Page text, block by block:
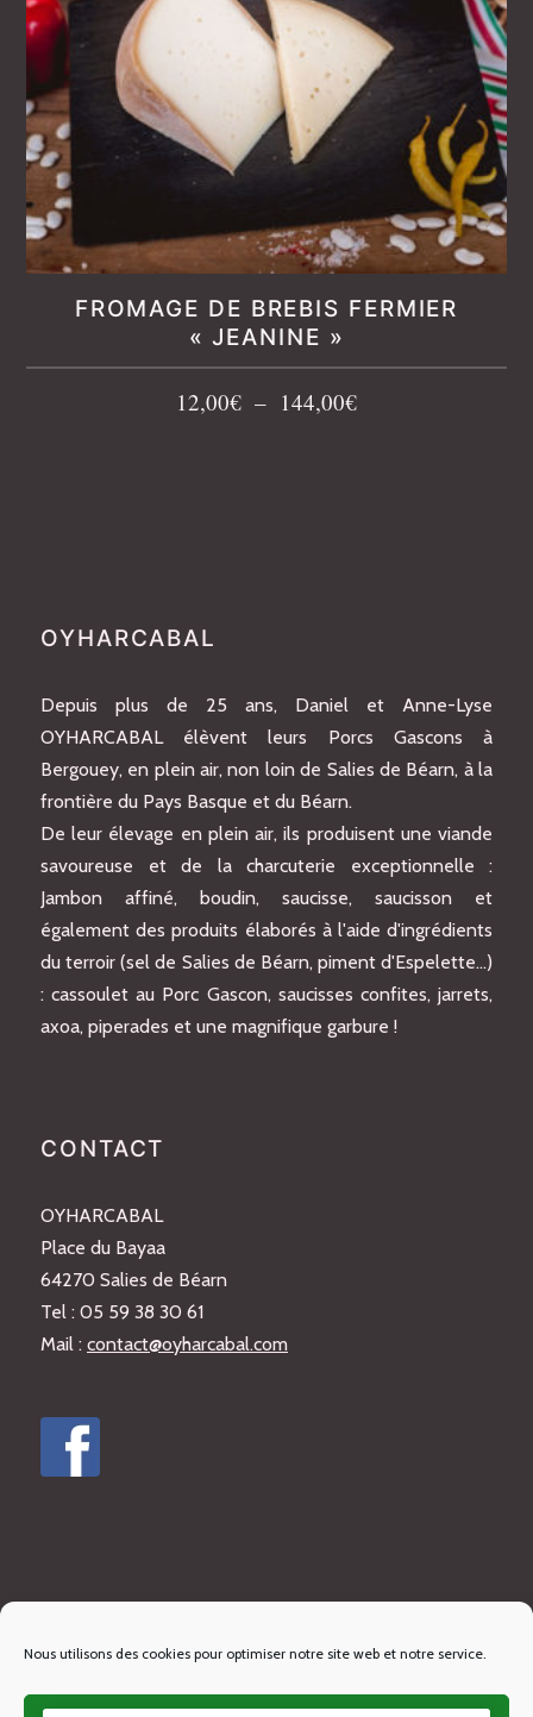
Nous utilisons des cookies pour optimiser notre site web et notre service.
FROMAGE DE BREBIS FERMIER
« JEANINE »
12,00€ – 144,00€Plage
OYHARCABAL
Depuis plus de 25 ans, Daniel et Anne-Lyse
OYHARCABAL élèvent leurs Porcs Gascons à
Bergouey, en plein air, non loin de Salies de Béarn, à la
frontière du Pays Basque et du Béarn.
De leur élevage en plein air, ils produisent une viande
savoureuse et de la charcuterie exceptionnelle :
Jambon affiné, boudin, saucisse, saucisson et
également des produits élaborés à l'aide d'ingrédients
du terroir (sel de Salies de Béarn, piment d'Espelette…)
: cassoulet au Porc Gascon, saucisses confites, jarrets,
axoa, piperades et une magnifique garbure !
CONTACT
OYHARCABAL
Place du Bayaa
64270 Salies de Béarn
Tel : 05 59 38 30 61
Mail : contact@oyharcabal.com